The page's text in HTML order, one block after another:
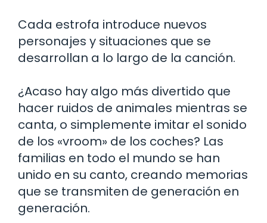
Cada estrofa introduce nuevos
personajes y situaciones que se
desarrollan a lo largo de la canción.
¿Acaso hay algo más divertido que
hacer ruidos de animales mientras se
canta, o simplemente imitar el sonido
de los «vroom» de los coches? Las
familias en todo el mundo se han
unido en su canto, creando memorias
que se transmiten de generación en
generación.